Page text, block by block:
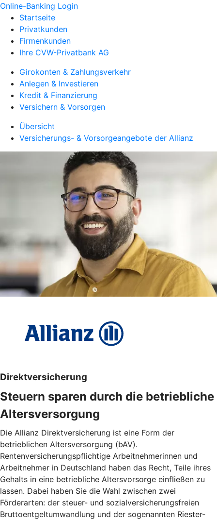
Online-Banking Login
Startseite
Privatkunden
Firmenkunden
Ihre CVW-Privatbank AG
Girokonten & Zahlungsverkehr
Anlegen & Investieren
Kredit & Finanzierung
Versichern & Vorsorgen
Übersicht
Versicherungs- & Vorsorgeangebote der Allianz
Direktversicherung
Steuern sparen durch die betriebliche
Altersversorgung
Die Allianz Direktversicherung ist eine Form der
betrieblichen Altersversorgung (bAV).
Rentenversicherungspflichtige Arbeitnehmerinnen und
Arbeitnehmer in Deutschland haben das Recht, Teile ihres
Gehalts in eine betriebliche Altersvorsorge einfließen zu
lassen. Dabei haben Sie die Wahl zwischen zwei
Förderarten: der steuer- und sozialversicherungsfreien
Bruttoentgeltumwandlung und der sogenannten Riester-